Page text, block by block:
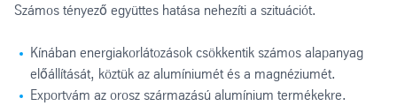
Számos tényező együttes hatása nehezíti a szituációt.
Kínában energiakorlátozások csökkentik számos alapanyag
előállítását, köztük az alumíniumét és a magnéziumét.
Exportvám az orosz származású alumínium termékekre.